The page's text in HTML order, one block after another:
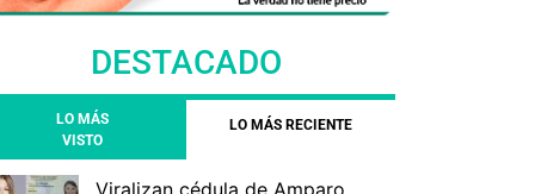
DESTACADO
LO MÁS
VISTO
LO MÁS RECIENTE